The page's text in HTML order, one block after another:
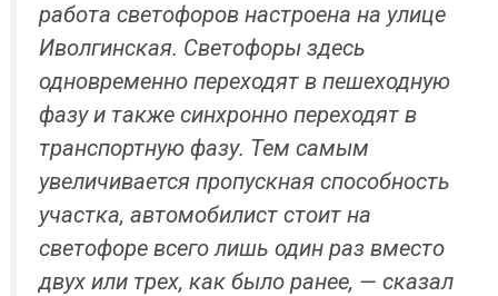
работа светофоров настроена на улице
Иволгинская. Светофоры здесь
одновременно переходят в пешеходную
фазу и также синхронно переходят в
транспортную фазу. Тем самым
увеличивается пропускная способность
участка, автомобилист стоит на
светофоре всего лишь один раз вместо
двух или трех, как было ранее, — сказал